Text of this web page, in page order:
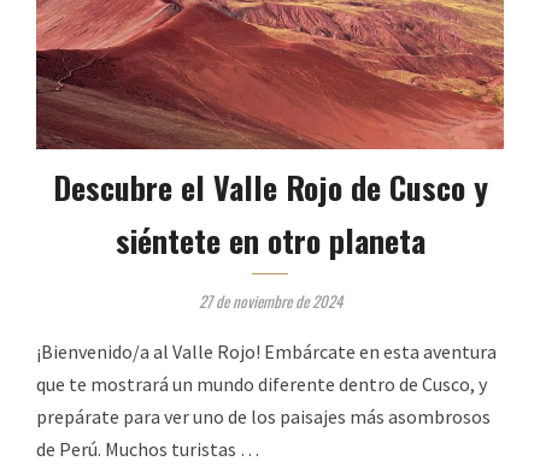
Descubre el Valle Rojo de Cusco y
siéntete en otro planeta
27 de noviembre de 2024
¡Bienvenido/a al Valle Rojo! Embárcate en esta aventura
que te mostrará un mundo diferente dentro de Cusco, y
prepárate para ver uno de los paisajes más asombrosos
de Perú. Muchos turistas …